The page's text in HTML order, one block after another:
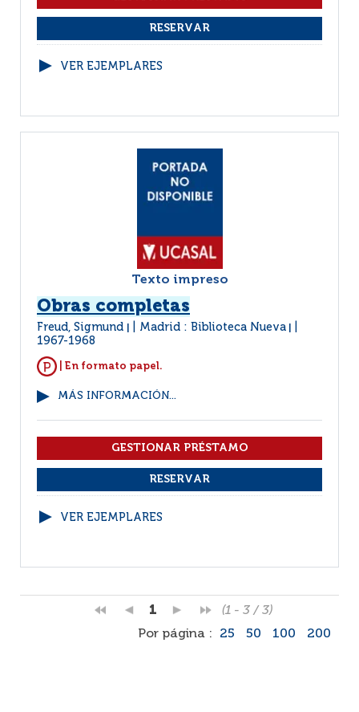
VER EJEMPLARES
Texto impreso
Obras completas
Freud, Sigmund Madrid : Biblioteca Nueva
1967-1968
| En formato papel.
MÁS INFORMACIÓN...
VER EJEMPLARES
1
(1 - 3 / 3)
Por página :
25 50 100 200